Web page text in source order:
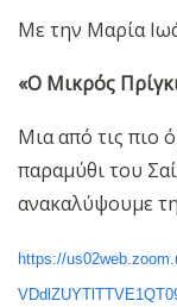
Με την Μαρία
«Ο Μικρός
Μια από τις πιο
παραμύθι του
ανακαλύψουμε
https://us02web.zoom.
VDdlZUYTlTTVE1QT